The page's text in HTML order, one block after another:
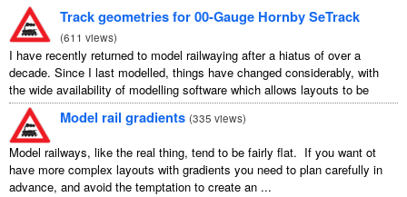
Track geometries for 00-Gauge Hornby SeTrack
(611 views)
I have recently returned to model railwaying after a hiatus of over a
decade. Since I last modelled, things have changed considerably, with
the wide availability of modelling software which allows layouts to be
carefully ...
Model rail gradients (335 views)
Model railways, like the real thing, tend to be fairly flat. If you want ot
have more complex layouts with gradients you need to plan carefully in
advance, and avoid the temptation to create an ...